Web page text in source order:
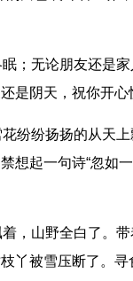
无论朋友还是家
是阴天，祝你开心
纷扬扬的从天上
想起一句诗“忽如
山野全白了。带
丫被雪压断了。